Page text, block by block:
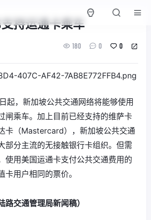
持运通卡乘车
180 0 0
起，新加坡公共交通网络将能够使用
闸乘车。加上目前已经支持的维萨卡
卡（Mastercard），新加坡公共交通
部分主流的无接触银行卡组织。但需
使用美国运通卡支付公共交通费用的
卡用户相同的票价。
路交通管理局新闻稿）